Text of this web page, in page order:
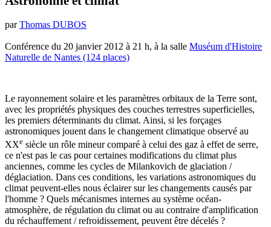
parThomas DUBOS
Conférence du 20 janvier 2012 à 21 h, à la salle Muséum d'Histoire
Naturelle de Nantes (124 places)
Le rayonnement solaire et les paramètres orbitaux de la Terre sont,
avec les propriétés physiques des couches terrestres superficielles,
les premiers déterminants du climat. Ainsi, si les forçages
astronomiques jouent dans le changement climatique observé au
XXe siècle un rôle mineur comparé à celui des gaz à effet de serre,
ce n'est pas le cas pour certaines modifications du climat plus
anciennes, comme les cycles de Milankovich de glaciation /
déglaciation. Dans ces conditions, les variations astronomiques du
climat peuvent-elles nous éclairer sur les changements causés par
l'homme ? Quels mécanismes internes au système océan-
atmosphère, de régulation du climat ou au contraire d'amplification
du réchauffement / refroidissement, peuvent être décelés ?